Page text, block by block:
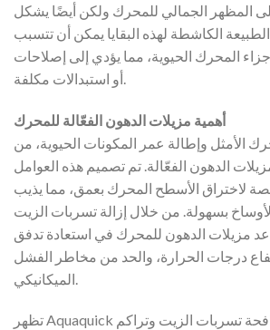
المظهر الجمالي للمحرك ولكن أيضًا يشكل
الكاشطة لهذه البقايا يمكن أن تتسبب
المحرك الحيوية، مما يؤدي إلى إصلاحات
أهمية مزيلات الدهون الفعّالة للمحرك
الأمثل وإطالة عمر المكونات الحيوية، من
الدهون الفعّالة. تم تصميم هذه العوامل
لاختراق الأسطح المحرك بعمق، مما يذيب
بسهولة. من خلال إزالة تسربات الزيت
مزيلات الدهون للمحرك في استعادة تدفق
درجات الحرارة، والحد من مخاطر الفشل
تظهر Aquaquick كحل قوي لمكافحة تسربات الزيت وتراكم